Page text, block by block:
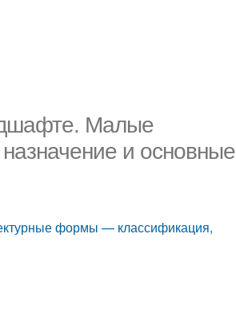
Малые
и основные
формы — классификация,